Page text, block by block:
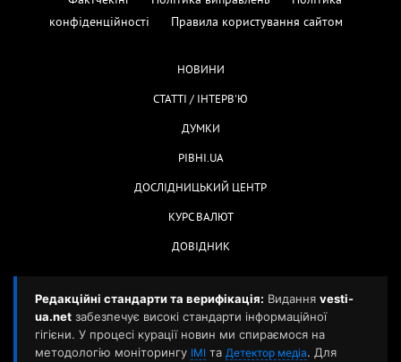
конфіденційності
Правила користування сайтом
НОВИНИ
СТАТТІ / ІНТЕРВ'Ю
ДУМКИ
РІВНІ.UA
ДОСЛІДНИЦЬКИЙ ЦЕНТР
КУРС ВАЛЮТ
ДОВІДНИК
Редакційні стандарти та верифікація: Видання vesti-
ua.net забезпечує високі стандарти інформаційної
гігієни. У процесі курації новин ми спираємося на
методологію моніторингу ІМІ та Детектор медіа. Для